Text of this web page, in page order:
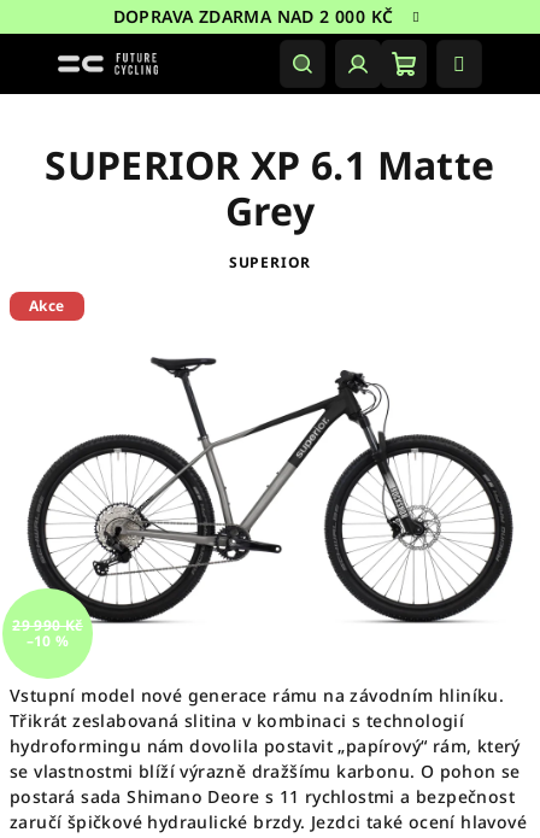
na
DOPRAVA ZDARMA NAD 2 000 KČ
HledatPřihlášeníNákupní
Vstupní model nové generace rámu na závodním hliníku.
Třikrát zeslabovaná slitina v kombinaci s technologií
hydroformingu nám dovolila postavit „papírový“ rám, který
se vlastnostmi blíží výrazně dražšímu karbonu. O pohon se
postará sada Shimano Deore s 11 rychlostmi a bezpečnost
zaručí špičkové hydraulické brzdy. Jezdci také ocení hlavové
SUPERIOR XP 6.1 Matte
Grey
SUPERIOR
Akce
29 990 Kč
–10 %